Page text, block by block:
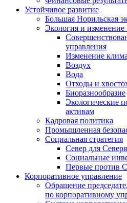
Устойчивое развитие
Большая Норильская
Экология и изменение
управления
Изменение
Воздух
Вода
Отходы и
Биоразнообразие
Экологические
активам
Кадровая политика
Промышленная
Социальная стратегия
Север для
Социальные
Первые против
Корпоративное управление
Обращение
по корпоративному